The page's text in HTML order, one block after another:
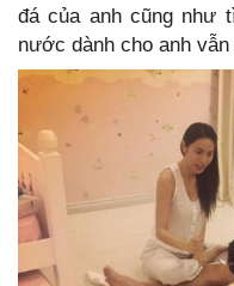
đá của anh cũng như
nước dành cho anh